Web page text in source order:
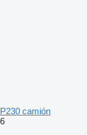
P230 camión
6